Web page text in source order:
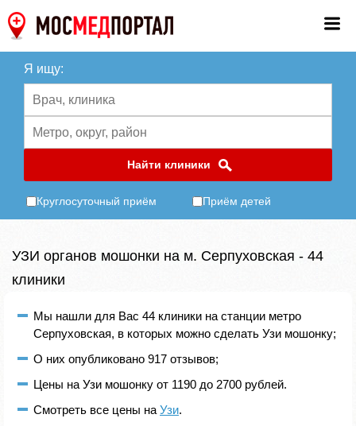
Я ищу:
Найти клиники
Круглосуточный приём Приём детей
УЗИ органов мошонки на м. Серпуховская - 44
клиники
Мы нашли для Вас 44 клиники на станции метро
Серпуховская, в которых можно сделать Узи мошонку;
О них опубликовано 917 отзывов;
Цены на Узи мошонку от 1190 до 2700 рублей.
Смотреть все цены на Узи.